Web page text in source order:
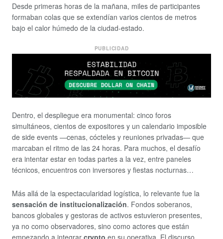
Desde primeras horas de la mañana, miles de participantes
formaban colas que se extendían varios cientos de metros
bajo el calor húmedo de la ciudad-estado.
PUBLICIDAD
Dentro, el despliegue era monumental: cinco foros
simultáneos, cientos de expositores y un calendario imposible
de side events —cenas, cócteles y reuniones privadas— que
marcaban el ritmo de las 24 horas. Para muchos, el desafío
era intentar estar en todas partes a la vez, entre paneles
técnicos, encuentros con inversores y fiestas nocturnas…
Más allá de la espectacularidad logística, lo relevante fue la
sensación de institucionalización. Fondos soberanos,
bancos globales y gestoras de activos estuvieron presentes,
ya no como observadores, sino como actores que están
empezando a integrar crypto en su operativa. El discurso